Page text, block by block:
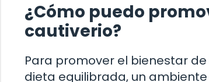
¿Cómo puedo
cautiverio?
Para promover el bienestar
dieta equilibrada, un